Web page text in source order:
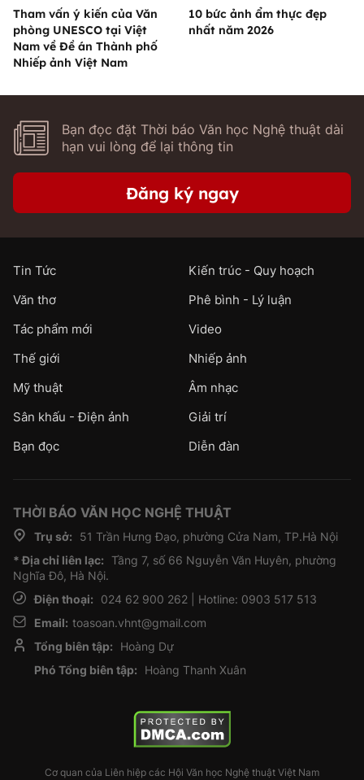
Tham vấn ý kiến của Văn
phòng UNESCO tại Việt
Nam về Đề án Thành phố
Nhiếp ảnh Việt Nam
10 bức ảnh ẩm thực đẹp
nhất năm 2026
Bạn đọc đặt Thời báo Văn học Nghệ thuật dài
hạn vui lòng để lại thông tin
Đăng ký ngay
Tin Tức
Kiến trúc - Quy hoạch
Văn thơ
Phê bình - Lý luận
Tác phẩm mới
Video
Thế giới
Nhiếp ảnh
Mỹ thuật
Âm nhạc
Sân khấu - Điện ảnh
Giải trí
Bạn đọc
Diễn đàn
THỜI BÁO VĂN HỌC NGHỆ THUẬT
Trụ sở:
51 Trần Hưng Đạo, phường Cửa Nam, TP.Hà Nội
* Địa chỉ liên lạc: Tầng 7, số 66 Nguyễn Văn Huyên, phường
Nghĩa Đô, Hà Nội.
Điện thoại:
024 62 900 262 | Hotline: 0903 517 513
Email: toasoan.vhnt@gmail.com
Tổng biên tập:
Hoàng Dự
Phó Tổng biên tập:
Hoàng Thanh Xuân
Cơ quan của Liên hiệp các Hội Văn học Nghệ thuật Việt Nam